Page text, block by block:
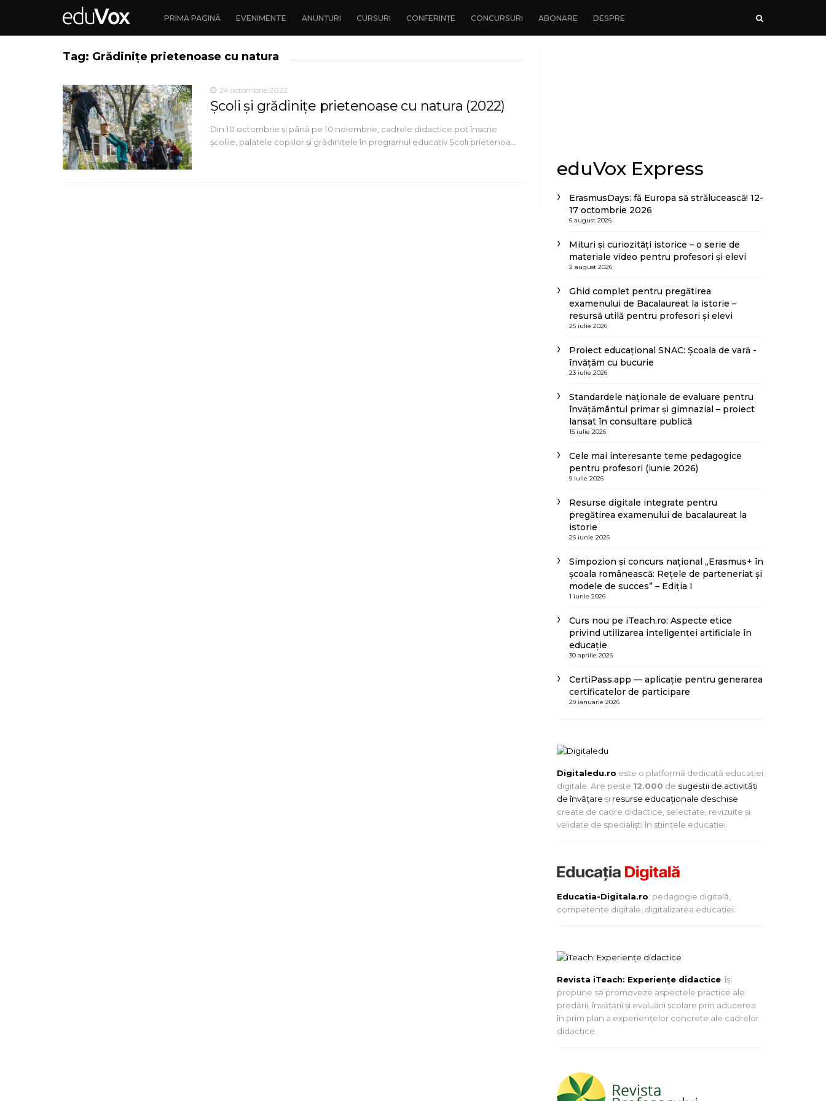
PRIMA PAGINĂ EVENIMENTE ANUNȚURI CURSURI CONFERINȚE CONCURSURI ABONARE DESPRE
Tag: Grădinițe prietenoase cu natura
24 octombrie 2022
Școli și grădinițe prietenoase cu natura (2022)
Din 10 octombrie și până pe 10 noiembrie, cadrele didactice pot înscrie
școlile, palatele copiilor și grădinițele în programul educativ Școli prietenoa…
eduVox Express
ErasmusDays: fă Europa să strălucească! 12-
17 octombrie 2026
6 august 2026
Mituri și curiozități istorice – o serie de
materiale video pentru profesori și elevi
2 august 2026
Ghid complet pentru pregătirea
examenului de Bacalaureat la istorie –
resursă utilă pentru profesori și elevi
25 iulie 2026
Proiect educațional SNAC: Școala de vară -
învățăm cu bucurie
23 iulie 2026
Standardele naționale de evaluare pentru
învățământul primar și gimnazial – proiect
lansat în consultare publică
15 iulie 2026
Cele mai interesante teme pedagogice
pentru profesori (iunie 2026)
9 iulie 2026
Resurse digitale integrate pentru
pregătirea examenului de bacalaureat la
istorie
26 iunie 2026
Simpozion și concurs național „Erasmus+ în
școala românească: Rețele de parteneriat și
modele de succes” – Ediția I
1 iunie 2026
Curs nou pe iTeach.ro: Aspecte etice
privind utilizarea inteligenței artificiale în
educație
30 aprilie 2026
CertiPass.app — aplicație pentru generarea
certificatelor de participare
29 ianuarie 2026
Digitaledu.ro este o platformă dedicată educației
digitale. Are peste 12.000 de sugestii de activități
de învățare și resurse educaționale deschise
create de cadre didactice, selectate, revizuite și
validate de specialiști în științele educației.
Educatia-Digitala.ro: pedagogie digitală,
competențe digitale, digitalizarea educației.
Revista iTeach: Experienţe didactice îşi
propune să promoveze aspectele practice ale
predării, învăţării şi evaluării şcolare prin aducerea
în prim plan a experienţelor concrete ale cadrelor
didactice.